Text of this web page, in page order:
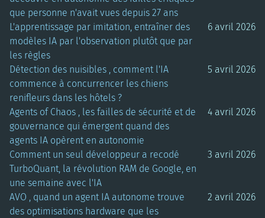
que personne n'avait vues depuis 27 ans
L'apprentissage par imitation, entraîner des
modèles IA par l'observation plutôt que par
les règles
6 avril 2026
Détection des nuisibles , comment l'IA
commence à concurrencer les chiens
renifleurs dans les hôtels ?
5 avril 2026
Agents of Chaos , les failles de sécurité et de
gouvernance qui émergent quand des
agents IA opèrent en autonomie
4 avril 2026
Comment un seul développeur a recodé
TurboQuant, la révolution RAM de Google, en
une semaine avec l'IA
3 avril 2026
AVO , quand un agent IA autonome trouve
des optimisations hardware que les
2 avril 2026